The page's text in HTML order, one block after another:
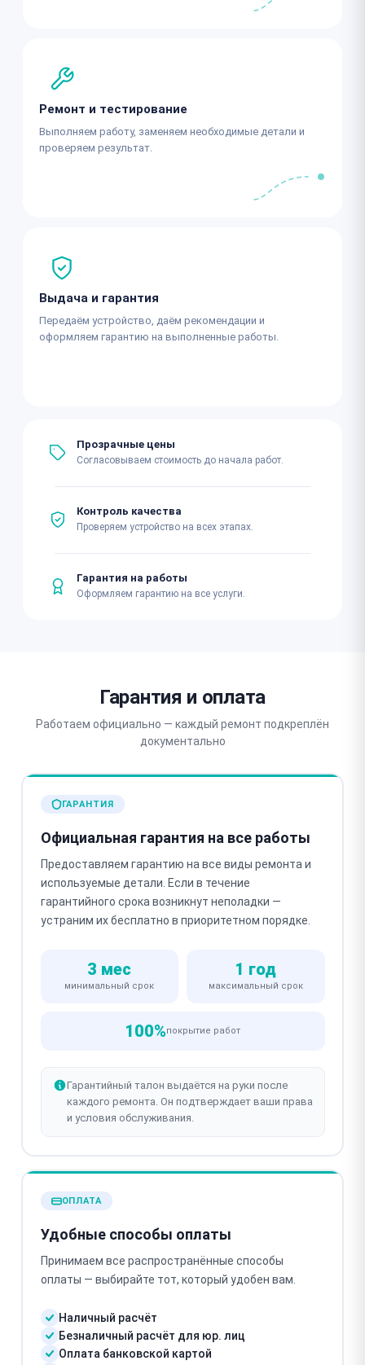
Ремонт и тестирование
Выполняем работу, заменяем необходимые детали и
проверяем результат.
Выдача и гарантия
Передаём устройство, даём рекомендации и
оформляем гарантию на выполненные работы.
Прозрачные цены
Согласовываем стоимость до начала работ.
Контроль качества
Проверяем устройство на всех этапах.
Гарантия на работы
Оформляем гарантию на все услуги.
Гарантия и оплата
Работаем официально — каждый ремонт подкреплён
документально
ГАРАНТИЯ
Официальная гарантия на все работы
Предоставляем гарантию на все виды ремонта и
используемые детали. Если в течение
гарантийного срока возникнут неполадки —
устраним их бесплатно в приоритетном порядке.
3 мес
минимальный срок
1 год
максимальный срок
100%покрытие работ
Гарантийный талон выдаётся на руки после
каждого ремонта. Он подтверждает ваши права
и условия обслуживания.
ОПЛАТА
Удобные способы оплаты
Принимаем все распространённые способы
оплаты — выбирайте тот, который удобен вам.
Наличный расчёт
Безналичный расчёт для юр. лиц
Оплата банковской картой